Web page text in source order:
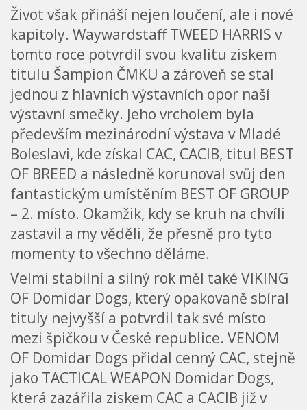
Život však přináší nejen loučení, ale i nové
kapitoly. Waywardstaff TWEED HARRIS v
tomto roce potvrdil svou kvalitu ziskem
titulu Šampion ČMKU a zároveň se stal
jednou z hlavních výstavních opor naší
výstavní smečky. Jeho vrcholem byla
především mezinárodní výstava v Mladé
Boleslavi, kde získal CAC, CACIB, titul BEST
OF BREED a následně korunoval svůj den
fantastickým umístěním BEST OF GROUP
– 2. místo. Okamžik, kdy se kruh na chvíli
zastavil a my věděli, že přesně pro tyto
momenty to všechno děláme.
Velmi stabilní a silný rok měl také VIKING
OF Domidar Dogs, který opakovaně sbíral
tituly nejvyšší a potvrdil tak své místo
mezi špičkou v České republice. VENOM
OF Domidar Dogs přidal cenný CAC, stejně
jako TACTICAL WEAPON Domidar Dogs,
která zazářila ziskem CAC a CACIB již v